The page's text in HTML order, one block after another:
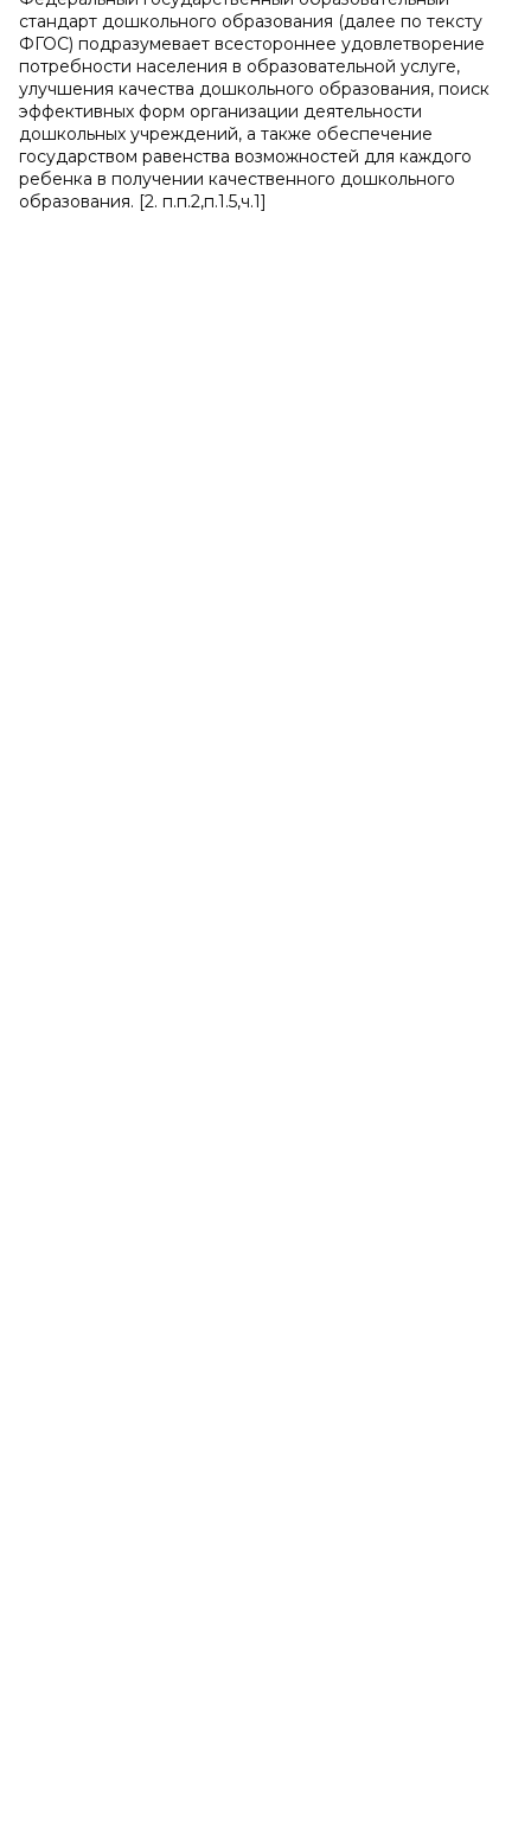
стандарт дошкольного образования (далее по тексту
ФГОС) подразумевает всестороннее удовлетворение
потребности населения в образовательной услуге,
улучшения качества дошкольного образования, поиск
эффективных форм организации деятельности
дошкольных учреждений, а также обеспечение
государством равенства возможностей для каждого
ребенка в получении качественного дошкольного
образования. [2. п.п.2,п.1.5,ч.1]